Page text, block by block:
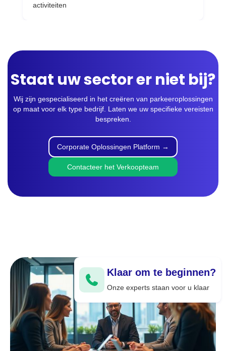
activiteiten
Staat uw sector er niet bij?
Wij zijn gespecialiseerd in het creëren van parkeeroplossingen
op maat voor elk type bedrijf. Laten we uw specifieke vereisten
bespreken.
Corporate Oplossingen Platform →
Contacteer het Verkoopteam
Klaar om te beginnen?
Onze experts staan voor u klaar